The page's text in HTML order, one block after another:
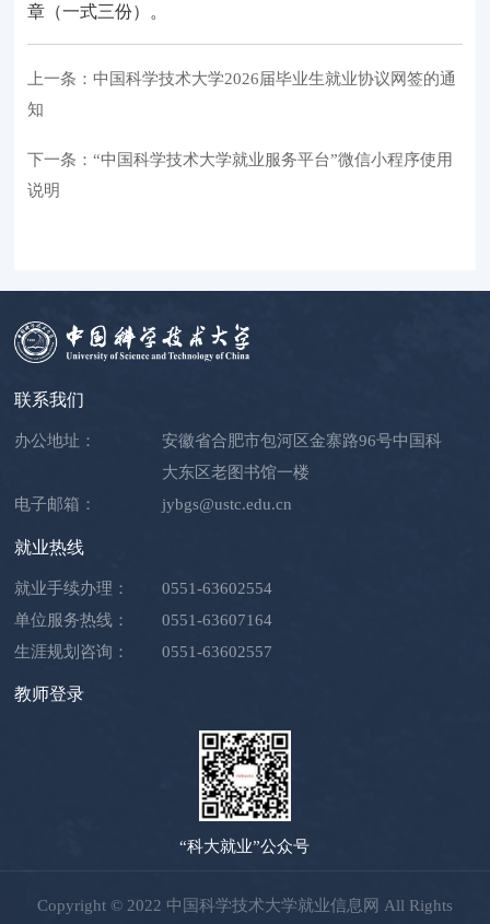
章（一式三份） 。
上一条：中国科学技术大学2026届毕业生就业协议网签的通
知
下一条：“中国科学技术大学就业服务平台”微信小程序使用
说明
联系我们
办公地址：
安徽省合肥市包河区金寨路96号中国科
大东区老图书馆一楼
电子邮箱：
jybgs@ustc.edu.cn
就业热线
就业手续办理：
0551-63602554
单位服务热线：
0551-63607164
生涯规划咨询：
0551-63602557
教师登录
“科大就业”公众号
Copyright © 2022 中国科学技术大学就业信息网 All Rights